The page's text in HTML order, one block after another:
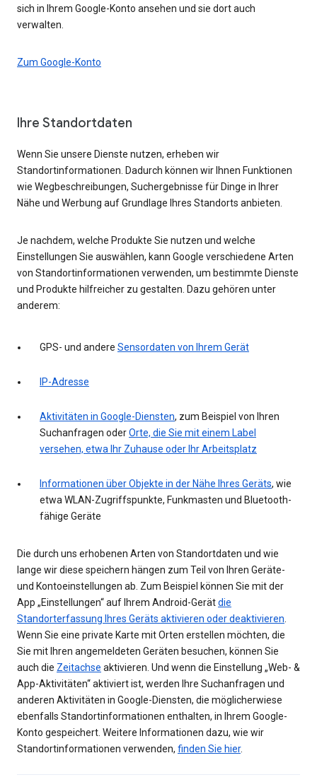
sich in Ihrem Google-Konto ansehen und sie dort auch
verwalten.
Zum Google-Konto
Ihre Standortdaten
Wenn Sie unsere Dienste nutzen, erheben wir
Standortinformationen. Dadurch können wir Ihnen Funktionen
wie Wegbeschreibungen, Suchergebnisse für Dinge in Ihrer
Nähe und Werbung auf Grundlage Ihres Standorts anbieten.
Je nachdem, welche Produkte Sie nutzen und welche
Einstellungen Sie auswählen, kann Google verschiedene Arten
von Standortinformationen verwenden, um bestimmte Dienste
und Produkte hilfreicher zu gestalten. Dazu gehören unter
anderem:
GPS- und andere Sensordaten von Ihrem Gerät
IP-Adresse
Aktivitäten in Google-Diensten, zum Beispiel von Ihren
Suchanfragen oderOrte, die Sie mit einem Label
versehen, etwa Ihr Zuhause oder Ihr Arbeitsplatz
Informationen über Objekte in der Nähe Ihres Geräts, wie
etwa WLAN-Zugriffspunkte, Funkmasten und Bluetooth-
fähige Geräte
Die durch uns erhobenen Arten von Standortdaten und wie
lange wir diese speichern hängen zum Teil von Ihren Geräte-
und Kontoeinstellungen ab. Zum Beispiel können Sie mit der
App „Einstellungen“ auf Ihrem Android-Gerätdie
Standorterfassung Ihres Geräts aktivieren oder deaktivieren.
Wenn Sie eine private Karte mit Orten erstellen möchten, die
Sie mit Ihren angemeldeten Geräten besuchen, können Sie
auch die Zeitachse aktivieren. Und wenn die Einstellung „Web- &
App-Aktivitäten“ aktiviert ist, werden Ihre Suchanfragen und
anderen Aktivitäten in Google-Diensten, die möglicherwiese
ebenfalls Standortinformationen enthalten, in Ihrem Google-
Konto gespeichert. Weitere Informationen dazu, wie wir
Standortinformationen verwenden, finden Sie hier.